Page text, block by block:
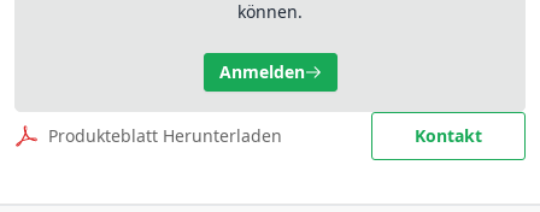
können.
Anmelden
Produkteblatt Herunterladen Kontakt